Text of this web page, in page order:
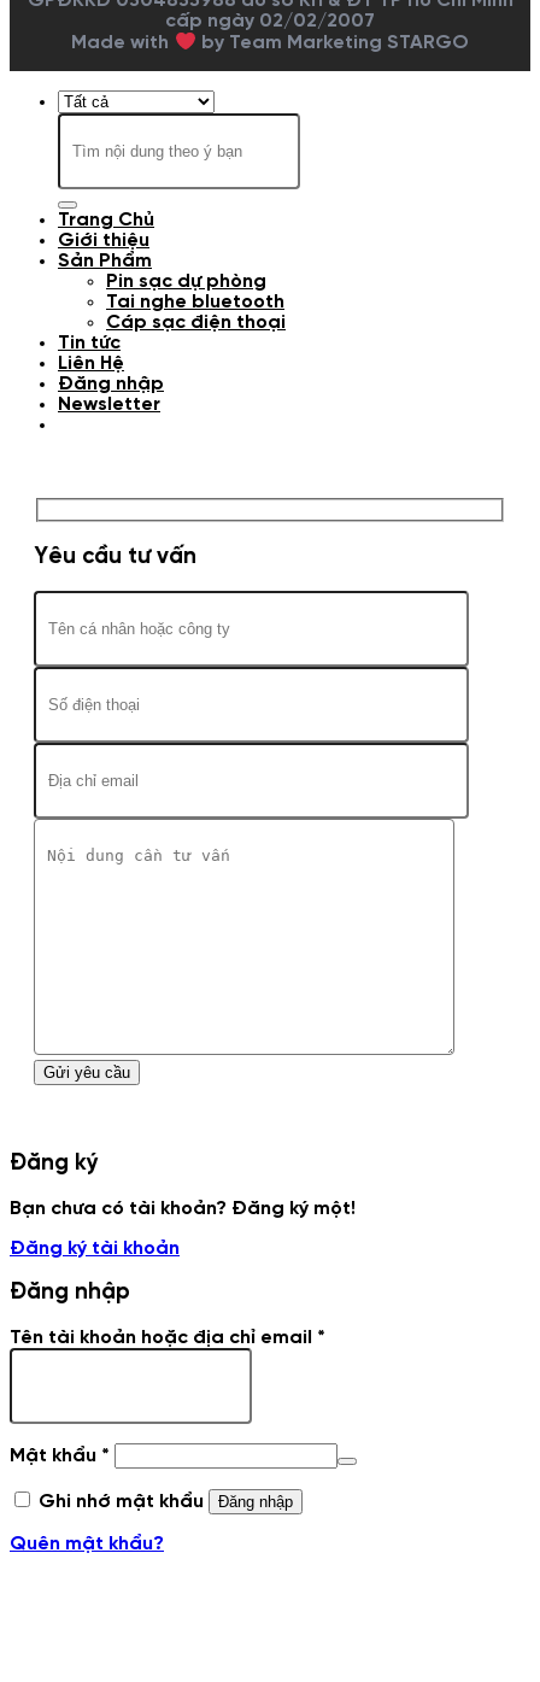
cấp ngày 02/02/2007
Made with
by Team Marketing STARGO
Tìm
kiếm:
Trang Chủ
Giới thiệu
Sản Phẩm
Pin sạc dự phòng
Tai nghe bluetooth
Cáp sạc điện thoại
Tin tức
Liên Hệ
Đăng nhập
Newsletter
Yêu cầu tư vấn
Đăng ký
Bạn chưa có tài khoản? Đăng ký một!
Đăng ký tài khoản
Đăng nhập
Tên tài khoản hoặc địa chỉ email *
Mật khẩu *
Ghi nhớ mật khẩu Đăng nhập
Quên mật khẩu?